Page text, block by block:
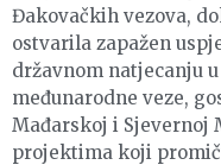
Đakovačkih vezova,
ostvarila zapažen
državnom natjecanju
međunarodne veze,
Mađarskoj i Sjevernoj
projektima koji